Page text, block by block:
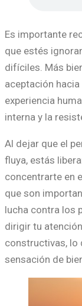
Es importante
que estés
difíciles. Más
aceptación
experiencia
interna y la
Al dejar que el
fluya, estás
concentrarte en
que son
lucha contra los
dirigir tu
constructivas, lo
sensación de